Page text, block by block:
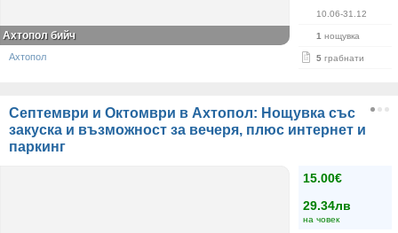
10.06-31.12
1 нощувка
5 грабнати
Ахтопол бийч
Ахтопол
Септември и Октомври в Ахтопол: Нощувка със
закуска и възможност за вечеря, плюс интернет и
паркинг
15.00€
29.34лв
на човек